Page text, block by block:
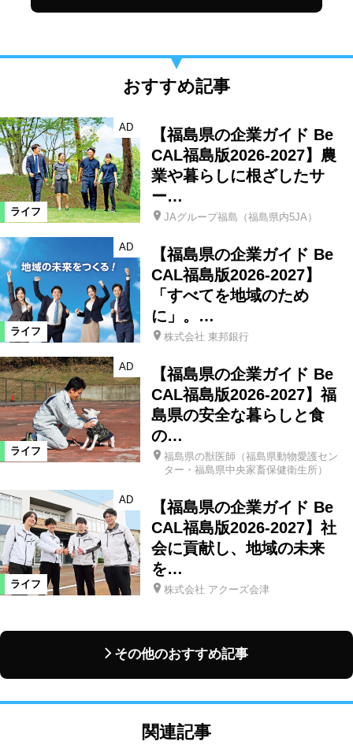
おすすめ記事
ライフ
AD
【福島県の企業ガイド Be
CAL福島版2026-2027】農
業や暮らしに根ざしたサ
ー…
JAグループ福島（福島県内5JA）
ライフ
AD
【福島県の企業ガイド Be
CAL福島版2026-2027】
「すべてを地域のため
に」。…
株式会社 東邦銀行
ライフ
AD
【福島県の企業ガイド Be
CAL福島版2026-2027】福
島県の安全な暮らしと食
の…
福島県の獣医師（福島県動物愛護セン
ター・福島県中央家畜保健衛生所）
ライフ
AD
【福島県の企業ガイド Be
CAL福島版2026-2027】社
会に貢献し、地域の未来
を…
株式会社 アクーズ会津
その他のおすすめ記事
関連記事